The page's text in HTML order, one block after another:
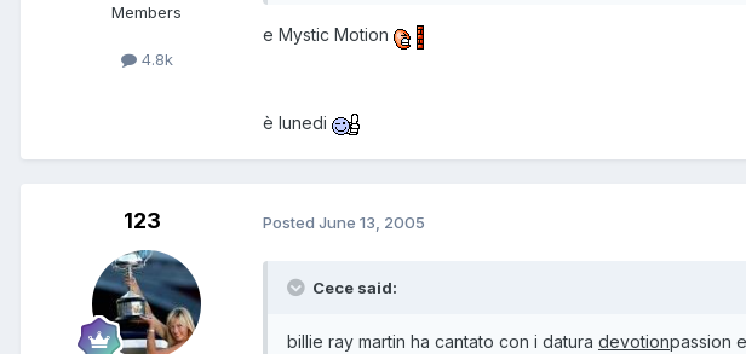
Members
4.8k
e Mystic Motion
è lunedi
123 Posted June 13, 2005
Cece said:
billie ray martin ha cantato con i datura devotionpassion